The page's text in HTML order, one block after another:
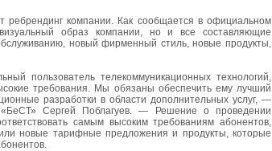
ребрендинг компании. Как сообщается в официальном
образ компании, но и все составляющие
новый фирменный стиль, новые продукты,
пользователь телекоммуникационных технологий,
требования. Мы обязаны обеспечить ему лучший
разработки в области дополнительных услуг, —
«БеСТ» Сергей Поблагуев. — Решение о проведении
самым высоким требованиям абонентов,
новые тарифные предложения и продукты, которые